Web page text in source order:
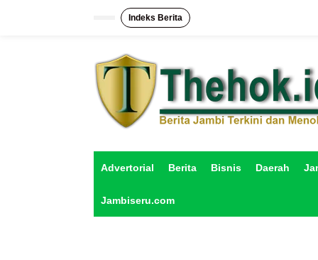
Indeks Berita
Advertorial Berita Bisnis Daerah
Jambiseru.com